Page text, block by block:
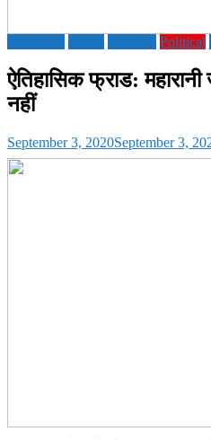
Political
ऐतिहासिक फ्राड: महारानी
नहीं
September 3, 2020September 3,